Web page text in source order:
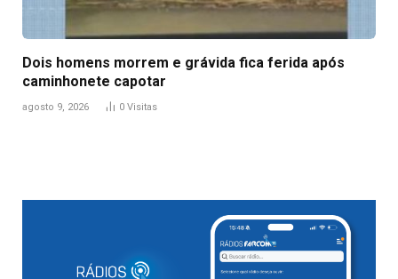
Dois homens morrem e grávida fica ferida após
caminhonete capotar
agosto 9, 2026 0 Visitas